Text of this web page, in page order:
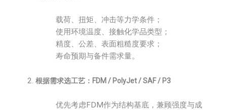
载荷、扭矩、冲击等力学条件；
使用环境温度、接触化学品类型；
精度、公差、表面粗糙度要求；
寿命预期与备件需求量。
根据需求选工艺：FDM / PolyJet / SAF / P3
优先考虑FDM作为结构基底，兼顾强度与成